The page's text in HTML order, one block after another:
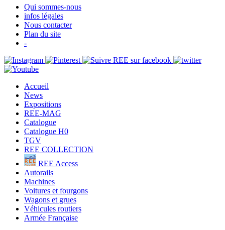
Qui sommes-nous
infos légales
Nous contacter
Plan du site
-
Accueil
News
Expositions
REE-MAG
Catalogue
Catalogue H0
TGV
REE COLLECTION
REE Access
Autorails
Machines
Voitures et fourgons
Wagons et grues
Véhicules routiers
Armée Française